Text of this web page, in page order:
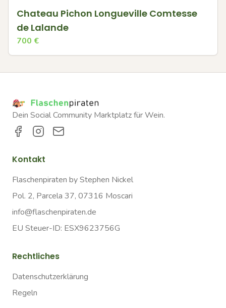
Chateau Pichon Longueville Comtesse
de Lalande
700 €
Dein Social Community Marktplatz für Wein.
Kontakt
Flaschenpiraten by Stephen Nickel
Pol. 2, Parcela 37, 07316 Moscari
info@flaschenpiraten.de
EU Steuer-ID: ESX9623756G
Rechtliches
Datenschutzerklärung
Regeln